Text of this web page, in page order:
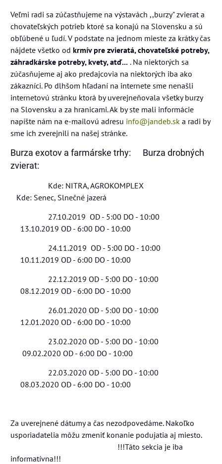
Veľmi radi sa zúčastňujeme na výstavách ,,burzy" zvierat a
chovateľských potrieb ktoré sa konajú na Slovensku a sú
obľúbené u ľudí. V podstate na jednom mieste za krátky čas
nájdete všetko od krmív pre zvieratá, chovateľské potreby,
záhradkárske potreby, kvety, atď... . Na niektorých sa
zúčasňujeme aj ako predajcovia na niektorých iba ako
zákazníci. Po dlhšom hľadaní na internete sme nenašli
internetovú stránku ktorá by uverejneňovala všetky burzy
na Slovensku a za hranicami. Ak by ste mali informácie
napíšte nám na e-mailovú adresu info@jandeb.sk a radi by
sme ich zverejnili na našej stránke.
Burza exotov a farmárske trhy: Burza drobných
zvierat:
Kde: NITRA, AGROKOMPLEX
Kde: Senec, Slnečné jazerá
27.10.2019 OD - 5:00 DO - 10:00
13.10.2019 OD - 6:00 DO - 10:00
24.11.2019 OD - 5:00 DO - 10:00
10.11.2019 OD - 6:00 DO - 10:00
22.12.2019 OD - 5:00 DO - 10:00
08.12.2019 OD - 6:00 DO - 10:00
26.01.2020 OD - 5:00 DO - 10:00
12.01.2020 OD - 6:00 DO - 10:00
23.02.2020 OD - 5:00 DO - 10:00
09.02.2020 OD - 6:00 DO - 10:00
22.03.2020 OD - 5:00 DO - 10:00
08.03.2020 OD - 6:00 DO - 10:00
Za uverejnené dátumy a čas nezodpovedáme. Nakoľko
usporiadatelia môžu zmeniť konanie podujatia aj miesto.
!!!Táto sekcia je iba
informatívna!!!